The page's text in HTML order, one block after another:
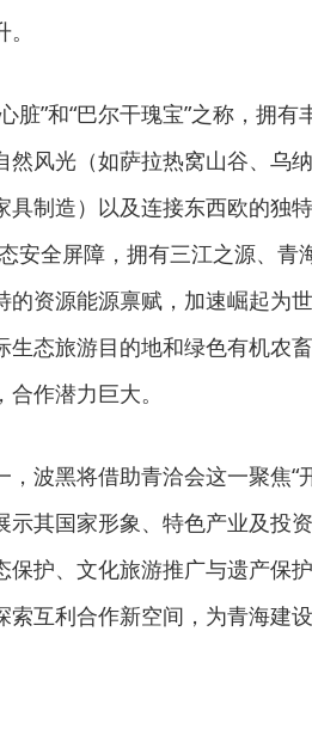
脏”和“巴尔干瑰宝”之称，拥
然风光（如萨拉热窝山谷、乌
具制造）以及连接东西欧的独
安全屏障，拥有三江之源、青
的资源能源禀赋，加速崛起为
生态旅游目的地和绿色有机农
作潜力巨大。
，波黑将借助青洽会这一聚焦“
其国家形象、特色产业及投
保护、文化旅游推广与遗产保
索互利合作新空间，为青海建